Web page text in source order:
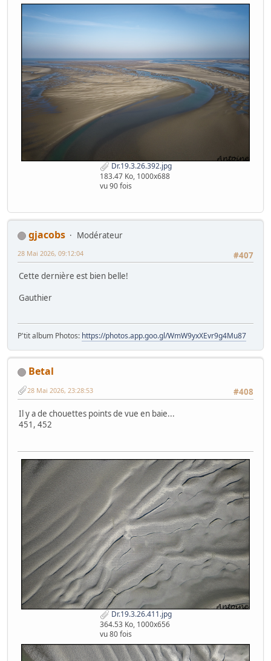
Dr.19.3.26.392.jpg
183.47 Ko, 1000x688
vu 90 fois
gjacobs
Modérateur
#407
28 Mai 2026, 09:12:04
Cette dernière est bien belle!
Gauthier
P'tit album Photos: https://photos.app.goo.gl/WmW9yxXEvr9g4Mu87
Betal
#408
28 Mai 2026, 23:28:53
Il y a de chouettes points de vue en baie...
451, 452
Dr.19.3.26.411.jpg
364.53 Ko, 1000x656
vu 80 fois